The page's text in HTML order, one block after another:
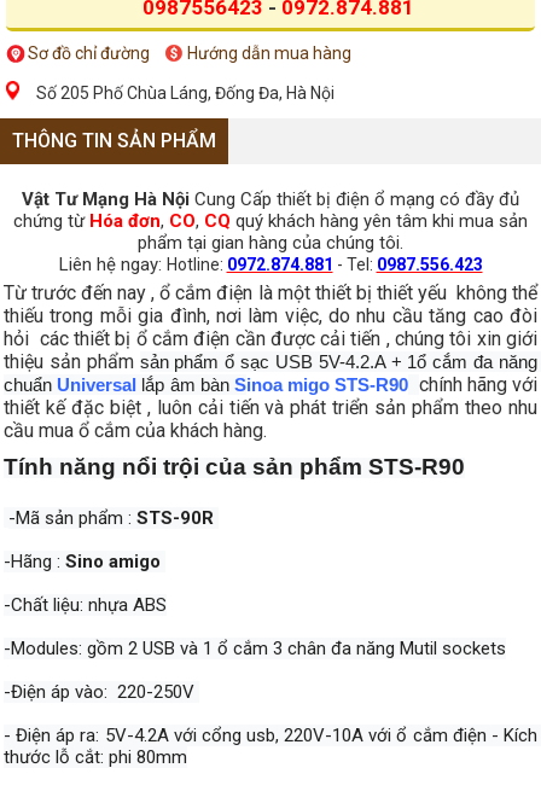
0987556423 - 0972.874.881
Sơ đồ chỉ đường Hướng dẫn mua hàng
Số 205 Phố Chùa Láng, Đống Đa, Hà Nội
THÔNG TIN SẢN PHẨM
Vật Tư Mạng Hà Nội Cung Cấp thiết bị điện ổ mạng có đầy đủ
chứng từ Hóa đơn, CO, CQ quý khách hàng yên tâm khi mua sản
phẩm tại gian hàng của chúng tôi.
Liên hệ ngay: Hotline: 0972.874.881 - Tel: 0987.556.423
Từ trước đến nay , ổ cắm điện là một thiết bị thiết yếu không thể
thiếu trong mỗi gia đình, nơi làm việc, do nhu cầu tăng cao đòi
hỏi các thiết bị ổ cắm điện cần được cải tiến , chúng tôi xin giới
thiệu sản phẩm sản phẩm ổ sạc USB 5V-4.2.A + 1ổ cắm đa năng
chuẩn Universal lắp âm bàn Sinoa migo STS-R90 chính hãng với
thiết kế đặc biệt , luôn cải tiến và phát triển sản phẩm theo nhu
cầu mua ổ cắm của khách hàng.
Tính năng nổi trội của sản phẩm STS-R90
-Mã sản phẩm : STS-90R
-Hãng : Sino amigo
-Chất liệu: nhựa ABS
-Modules: gồm 2 USB và 1 ổ cắm 3 chân đa năng Mutil sockets
-Điện áp vào:  220-250V
- Điện áp ra: 5V-4.2A với cổng usb, 220V-10A với ổ cắm điện - Kích
thước lỗ cắt: phi 80mm